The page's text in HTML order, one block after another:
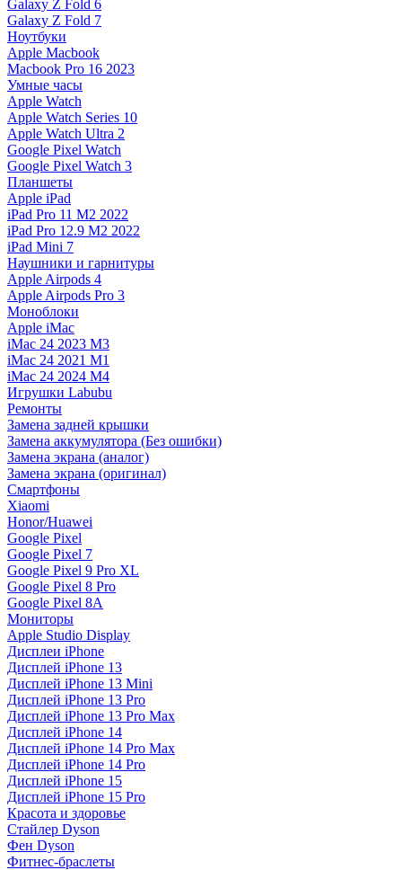
Galaxy Z Fold 6
Galaxy Z Fold 7
Ноутбуки
Apple Macbook
Macbook Pro 16 2023
Умные часы
Apple Watch
Apple Watch Series 10
Apple Watch Ultra 2
Google Pixel Watch
Google Pixel Watch 3
Планшеты
Apple iPad
iPad Pro 11 M2 2022
iPad Pro 12.9 M2 2022
iPad Mini 7
Наушники и гарнитуры
Apple Airpods 4
Apple Airpods Pro 3
Моноблоки
Apple iMac
iMac 24 2023 M3
iMac 24 2021 M1
iMac 24 2024 M4
Игрушки Labubu
Ремонты
Замена задней крышки
Замена аккумулятора (Без ошибки)
Замена экрана (аналог)
Замена экрана (оригинал)
Смартфоны
Xiaomi
Honor/Huawei
Google Pixel
Google Pixel 7
Google Pixel 9 Pro XL
Google Pixel 8 Pro
Google Pixel 8A
Мониторы
Apple Studio Display
Дисплеи iPhone
Дисплей iPhone 13
Дисплей iPhone 13 Mini
Дисплей iPhone 13 Pro
Дисплей iPhone 13 Pro Max
Дисплей iPhone 14
Дисплей iPhone 14 Pro Max
Дисплей iPhone 14 Pro
Дисплей iPhone 15
Дисплей iPhone 15 Pro
Красота и здоровье
Стайлер Dyson
Фен Dyson
Фитнес-браслеты